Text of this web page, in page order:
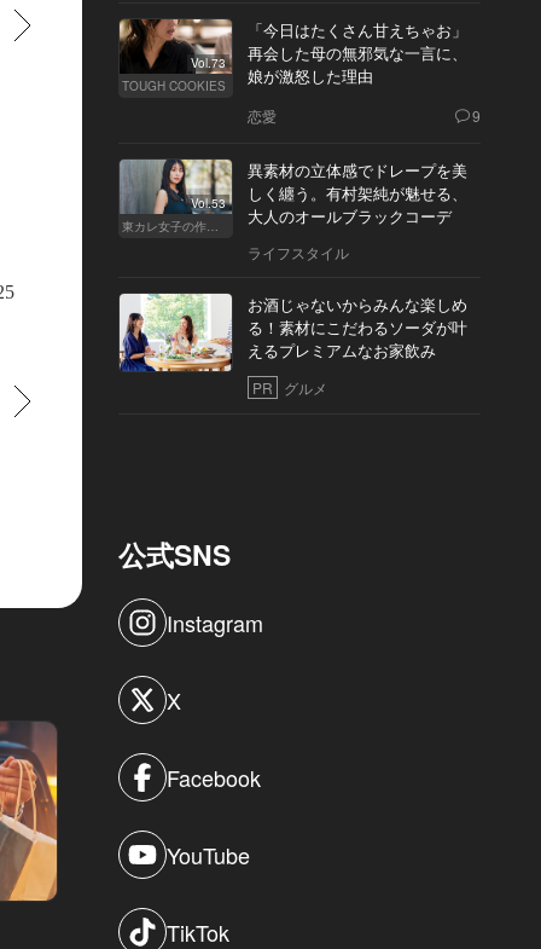
Vol.73
TOUGH COOKIES
「今日はたくさん甘えちゃお」
再会した母の無邪気な一言に、
娘が激怒した理由
恋愛 9
Vol.53
東カレ女子の作り方
異素材の立体感でドレープを美
しく纏う。有村架純が魅せる、
大人のオールブラックコーデ
ライフスタイル
お酒じゃないからみんな楽しめ
る！素材にこだわるソーダが叶
えるプレミアムなお家飲み
PR グルメ
公式SNS
Instagram
X
Facebook
YouTube
TikTok